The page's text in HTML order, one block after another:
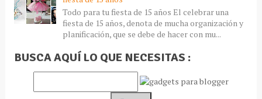
Todo para tu fiesta de 15 años El celebrar una
fiesta de 15 años, denota de mucha organización y
planificación, que se debe de hacer con mu...
BUSCA AQUÍ LO QUE NECESITAS :